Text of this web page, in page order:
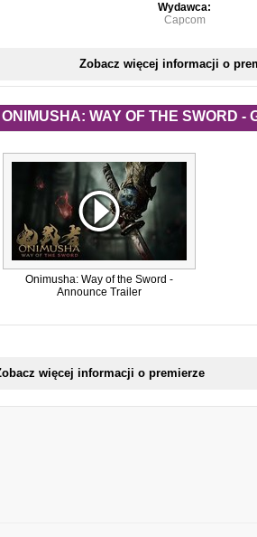
Wydawca:
Capcom
Zobacz więcej informacji o
WAY OF THE SWORD -
Onimusha: Way of the Sword -
Announce Trailer
więcej informacji o premierze